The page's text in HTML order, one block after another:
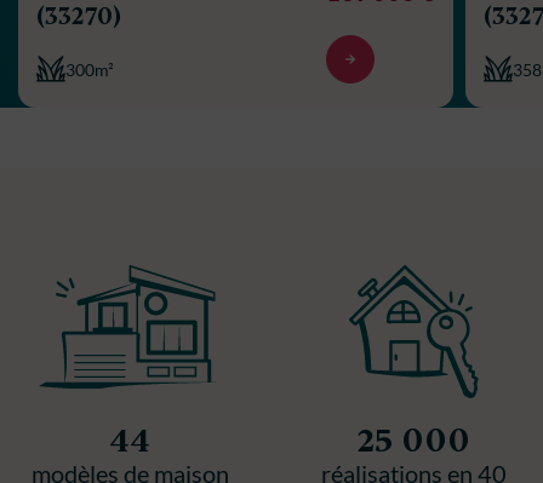
(33270)
300m²
44
modèles de maison
25 000
réalisations en 40